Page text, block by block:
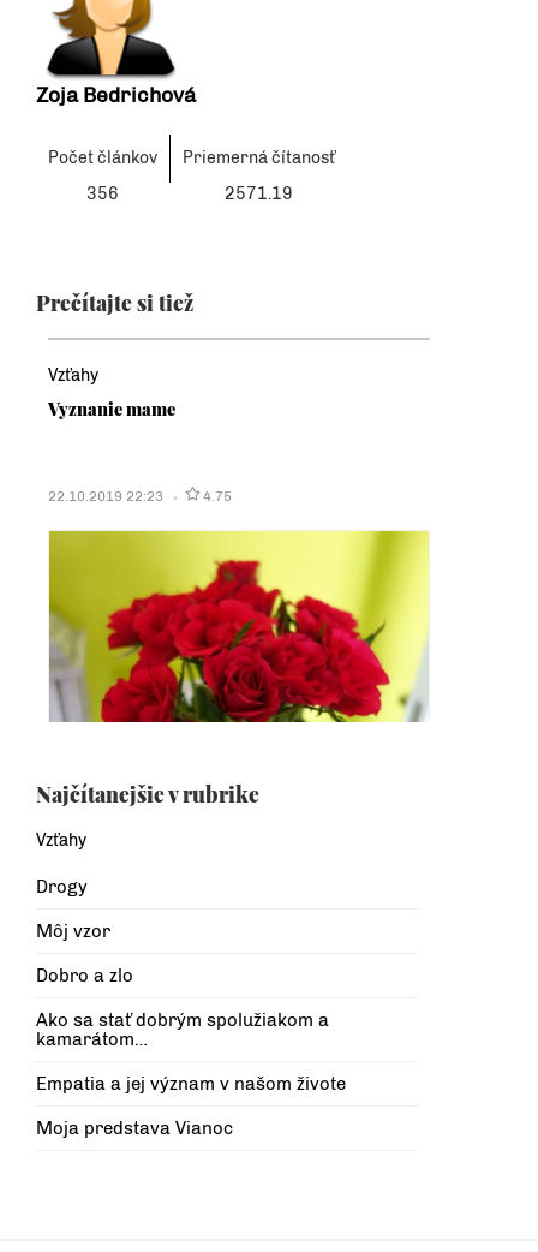
Zoja Bedrichová
Počet článkov
Priemerná čítanosť
356
2571.19
Prečítajte si tiež
Vzťahy
Vyznanie mame
22.10.2019 22:23 4.75
Najčítanejšie v rubrike
Vzťahy
Drogy
Môj vzor
Dobro a zlo
Ako sa stať dobrým spolužiakom a
kamarátom…
Empatia a jej význam v našom živote
Moja predstava Vianoc